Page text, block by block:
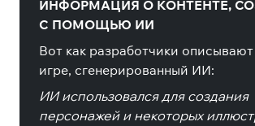
ИНФОРМАЦИЯ О КОНТЕНТЕ,
С ПОМОЩЬЮ ИИ
Вот как разработчики описывают
игре, сгенерированный ИИ:
ИИ использовался для создания
персонажей и некоторых